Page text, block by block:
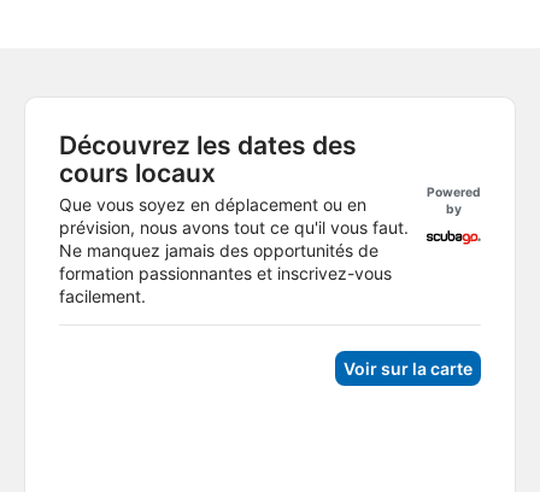
Découvrez les dates des
cours locaux
Que vous soyez en déplacement ou en
prévision, nous avons tout ce qu'il vous faut.
Ne manquez jamais des opportunités de
formation passionnantes et inscrivez-vous
facilement.
Powered
by
Voir sur la carte